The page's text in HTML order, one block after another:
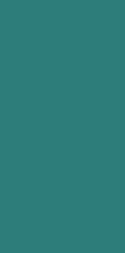
Compétences
Frameworks :
Regroupez vos
exemple,